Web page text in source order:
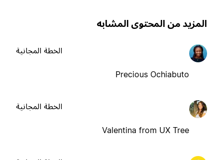
من المحتوى المشابه
Precious Ochiabuto
الخطة المجانية
Valentina from UX Tree
الخطة المجانية